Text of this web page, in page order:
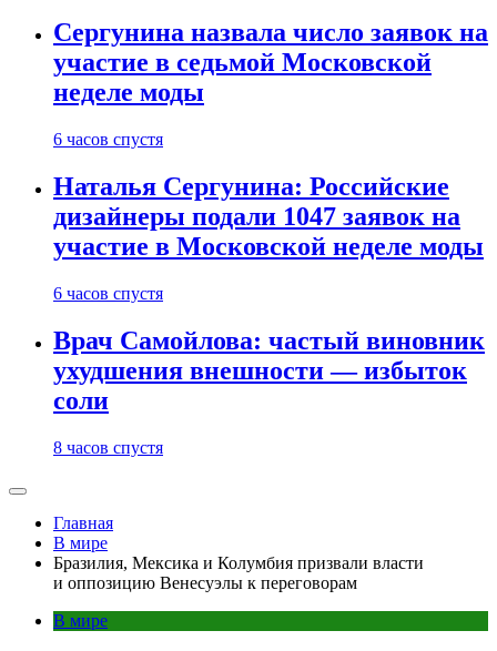
Сергунина назвала число заявок на
участие в седьмой Московской
неделе моды
6 часов спустя
Наталья Сергунина: Российские
дизайнеры подали 1047 заявок на
участие в Московской неделе моды
6 часов спустя
Врач Самойлова: частый виновник
ухудшения внешности — избыток
соли
8 часов спустя
Главная
В мире
Бразилия, Мексика и Колумбия призвали власти
и оппозицию Венесуэлы к переговорам
В мире